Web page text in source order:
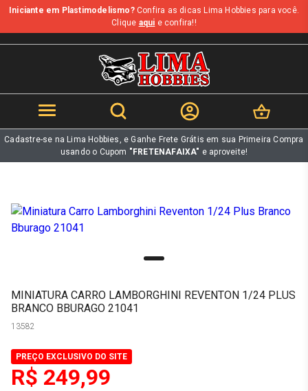
b
Iniciante em Plastimodelismo?Confira as dicas Lima Hobbies para você.
Clique aqui e confira!!
Cadastre-se na Lima Hobbies, e Ganhe Frete Grátis em sua Primeira Compra
usando o Cupom "FRETENAFAIXA" e aproveite!
MINIATURA CARRO LAMBORGHINI REVENTON 1/24 PLUS
BRANCO BBURAGO 21041
13582
PREÇO EXCLUSIVO DO SITE
R$ 249,99